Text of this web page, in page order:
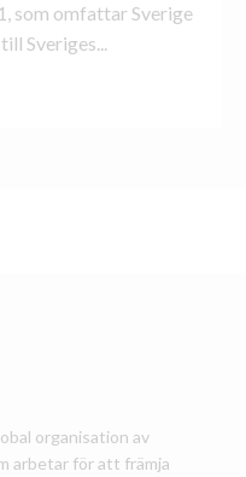
som omfattar Sverige
Sveriges...
organisation av
arbetar för att främja